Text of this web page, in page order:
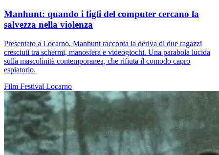
Manhunt: quando i figli del computer cercano la
salvezza nella violenza
Presentato a Locarno, Manhunt racconta la deriva di due ragazzi
cresciuti tra schermi, manosfera e videogiochi. Una parabola lucida
sulla mascolinità contemporanea, che rifiuta il comodo capro
espiatorio.
Film Festival Locarno